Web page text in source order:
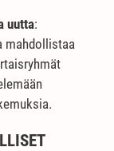
uutta:
mahdollistaa